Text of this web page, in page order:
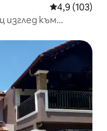
Средна
4,9 (103)
към